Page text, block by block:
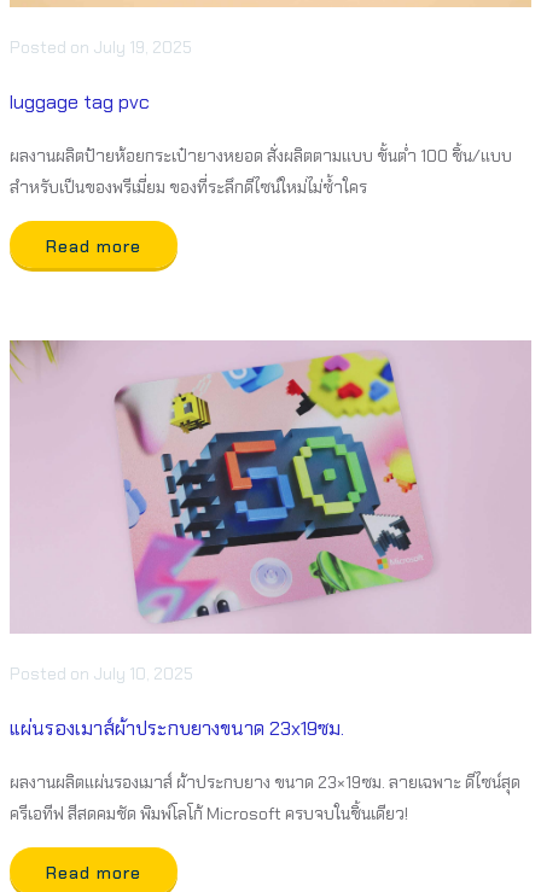
Posted on July 19, 2025
luggage tag pvc
ผลงานผลิตป้ายห้อยกระเป๋ายางหยอด สั่งผลิตตามแบบ ขั้นต่ำ 100 ชิ้น/แบบ
สำหรับเป็นของพรีเมี่ยม ของที่ระลึกดีไซน์ใหม่ไม่ซ้ำใคร
Read more
Posted on July 10, 2025
แผ่นรองเมาส์ผ้าประกบยางขนาด 23x19ซม.
ผลงานผลิตแผ่นรองเมาส์ ผ้าประกบยาง ขนาด 23×19ซม. ลายเฉพาะ ดีไซน์สุด
ครีเอทีฟ สีสดคมชัด พิมพ์โลโก้ Microsoft ครบจบในชิ้นเดียว!
Read more